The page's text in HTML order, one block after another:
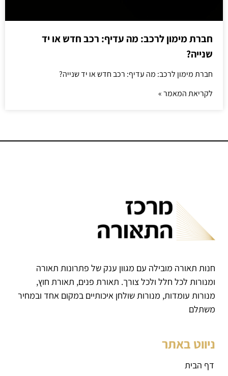
חברת מימון לרכב: מה עדיף: רכב חדש או יד
שנייה?
חברת מימון לרכב: מה עדיף: רכב חדש או יד שנייה?
לקריאת המאמר »
חנות תאורה מובילה עם מגוון ענק של פתרונות תאורה
ומנורות לכל חלל ולכל צורך. תאורת פנים, תאורת חוץ,
מנורות עומדות, מנורות שולחן איכותיים במקום אחד ובמחיר
משתלם
ניווט באתר
דף הבית